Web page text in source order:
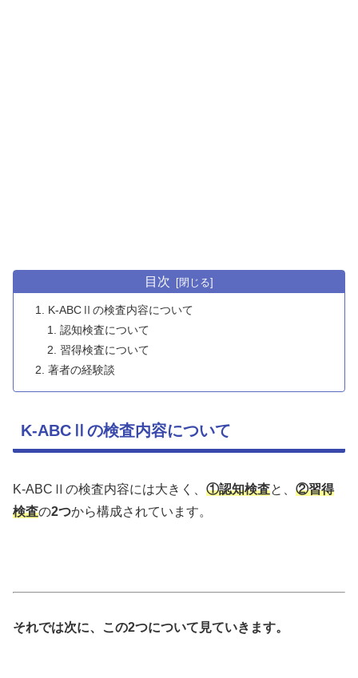
目次
K-ABCⅡの検査内容について
認知検査について
習得検査について
著者の経験談
K-ABCⅡの検査内容について
K-ABCⅡの検査内容には大きく、 ①認知検査と、 ②習得
検査の2つから構成されています。
それでは次に、この2つについて見ていきます。